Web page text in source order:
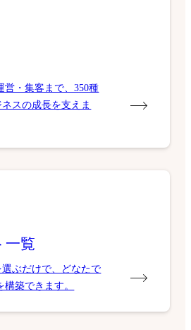
営・集客まで、350種
スの成長を支えま
一覧
ぶだけで、どなたで
構築できます。